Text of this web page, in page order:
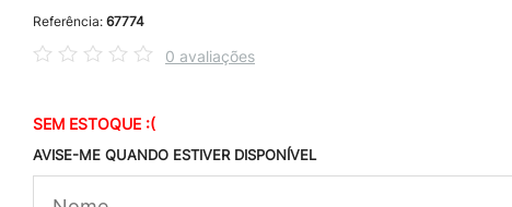
Referência: 67774
0 avaliações
SEM ESTOQUE :(
AVISE-ME QUANDO ESTIVER DISPONÍVEL